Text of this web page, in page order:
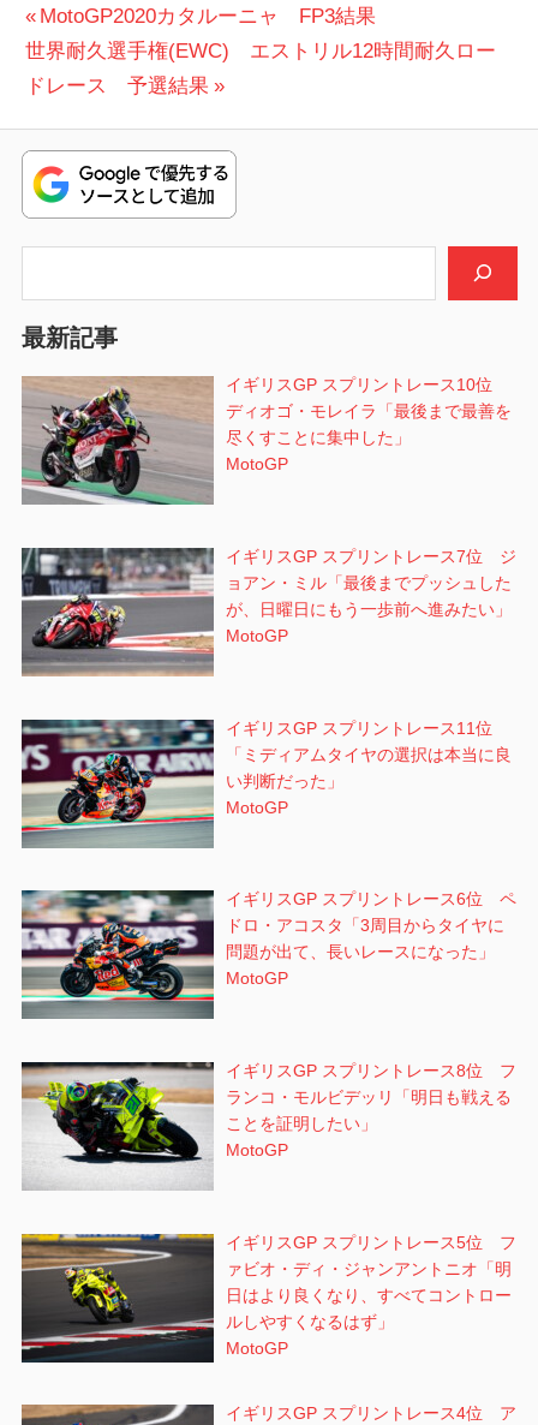
投
稿
ビ
ゲ
ー
シ
ョ
ン
前
の
投
MotoGP2020カタルーニャ FP3結果
次
の
稿:
世界耐久選手権(EWC) エストリル12時間耐久ロー
ドレース 予選結果
最新記事
イギリスGP スプリントレース10位
ディオゴ・モレイラ「最後まで最善を
尽くすことに集中した」
MotoGP
イギリスGP スプリントレース7位 ジ
ョアン・ミル「最後までプッシュした
が、日曜日にもう一歩前へ進みたい」
MotoGP
イギリスGP スプリントレース11位
「ミディアムタイヤの選択は本当に良
い判断だった」
MotoGP
イギリスGP スプリントレース6位 ペ
ドロ・アコスタ「3周目からタイヤに
問題が出て、長いレースになった」
MotoGP
イギリスGP スプリントレース8位 フ
ランコ・モルビデッリ「明日も戦える
ことを証明したい」
MotoGP
イギリスGP スプリントレース5位 フ
ァビオ・ディ・ジャンアントニオ「明
日はより良くなり、すべてコントロー
ルしやすくなるはず」
MotoGP
イギリスGP スプリントレース4位 ア